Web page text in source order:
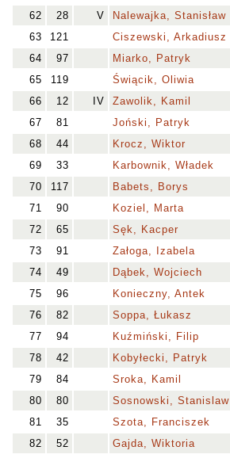
62
28 V Nalewajka, Stanisław
63
121 Ciszewski, Arkadiusz
64
97 Miarko, Patryk
65
119 Świącik, Oliwia
66
12 IV Zawolik, Kamil
67
81 Joński, Patryk
68
44 Krocz, Wiktor
69
33 Karbownik, Władek
70
117 Babets, Borys
71
90 Koziel, Marta
72
65 Sęk, Kacper
73
91 Załoga, Izabela
74
49 Dąbek, Wojciech
75
96 Konieczny, Antek
76
82 Soppa, Łukasz
77
94 Kuźmiński, Filip
78
42 Kobyłecki, Patryk
79
84 Sroka, Kamil
80
80 Sosnowski, Stanislaw
81
35 Szota, Franciszek
82
52 Gajda, Wiktoria